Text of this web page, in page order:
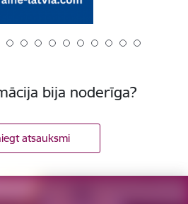
bija noderīga?
atsauksmi